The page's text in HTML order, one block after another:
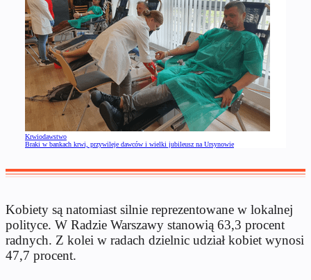
Krwiodawstwo
Braki w bankach krwi, przywileje dawców i wielki jubileusz na Ursynowie
Kobiety są natomiast silnie reprezentowane w lokalnej
polityce. W Radzie Warszawy stanowią 63,3 procent
radnych. Z kolei w radach dzielnic udział kobiet wynosi
47,7 procent.